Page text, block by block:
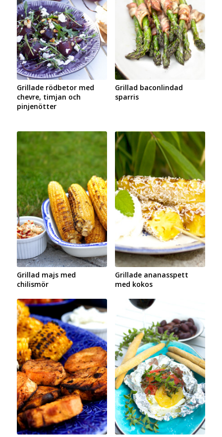
Grillade rödbetor med
chevre, timjan och
pinjenötter
Grillad baconlindad
sparris
Grillad majs med
chilismör
Grillade ananasspett
med kokos